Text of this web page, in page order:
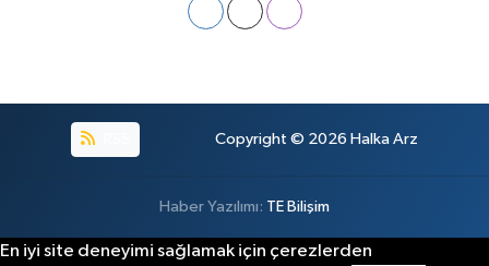
Copyright © 2026 Halka Arz
Haber Yazılımı: TE Bilişim
En iyi site deneyimi sağlamak için çerezlerden